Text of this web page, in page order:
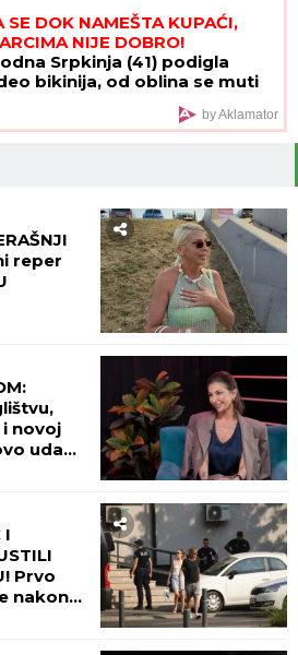
SE DOK NAMEŠTA KUPAĆI,
NIJE DOBRO!
Srpkinja (41) podigla
bikinija, od oblina se muti
kontakt sa telom"
by Aklamator
reper
novoj
udam,
I
Prvo
nakon